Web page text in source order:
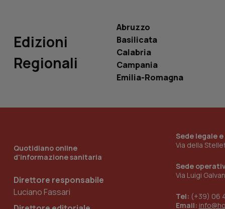
Edizioni
Regionali
Abruzzo
Basilicata
Calabria
Campania
Emilia-Romagna
Quotidiano online
d'informazione sanitaria
Direttore responsabile
Luciano Fassari
Sede legale
Via della
Sede
Via Luigi
Tel: (+39) 06
Email:
YSC